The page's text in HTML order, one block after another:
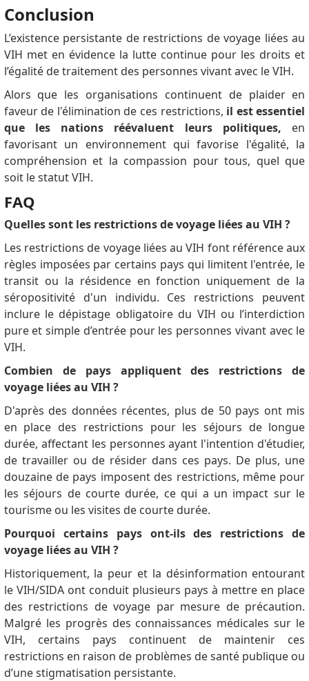
Conclusion
L’existence persistante de restrictions de voyage liées au
VIH met en évidence la lutte continue pour les droits et
l’égalité de traitement des personnes vivant avec le VIH.
Alors que les organisations continuent de plaider en
faveur de l'élimination de ces restrictions, il est essentiel
que les nations réévaluent leurs politiques, en
favorisant un environnement qui favorise l'égalité, la
compréhension et la compassion pour tous, quel que
soit le statut VIH.
FAQ
Quelles sont les restrictions de voyage liées au VIH ?
Les restrictions de voyage liées au VIH font référence aux
règles imposées par certains pays qui limitent l'entrée, le
transit ou la résidence en fonction uniquement de la
séropositivité d'un individu. Ces restrictions peuvent
inclure le dépistage obligatoire du VIH ou l’interdiction
pure et simple d’entrée pour les personnes vivant avec le
VIH.
Combien de pays appliquent des restrictions de
voyage liées au VIH ?
D'après des données récentes, plus de 50 pays ont mis
en place des restrictions pour les séjours de longue
durée, affectant les personnes ayant l'intention d'étudier,
de travailler ou de résider dans ces pays. De plus, une
douzaine de pays imposent des restrictions, même pour
les séjours de courte durée, ce qui a un impact sur le
tourisme ou les visites de courte durée.
Pourquoi certains pays ont-ils des restrictions de
voyage liées au VIH ?
Historiquement, la peur et la désinformation entourant
le VIH/SIDA ont conduit plusieurs pays à mettre en place
des restrictions de voyage par mesure de précaution.
Malgré les progrès des connaissances médicales sur le
VIH, certains pays continuent de maintenir ces
restrictions en raison de problèmes de santé publique ou
d’une stigmatisation persistante.